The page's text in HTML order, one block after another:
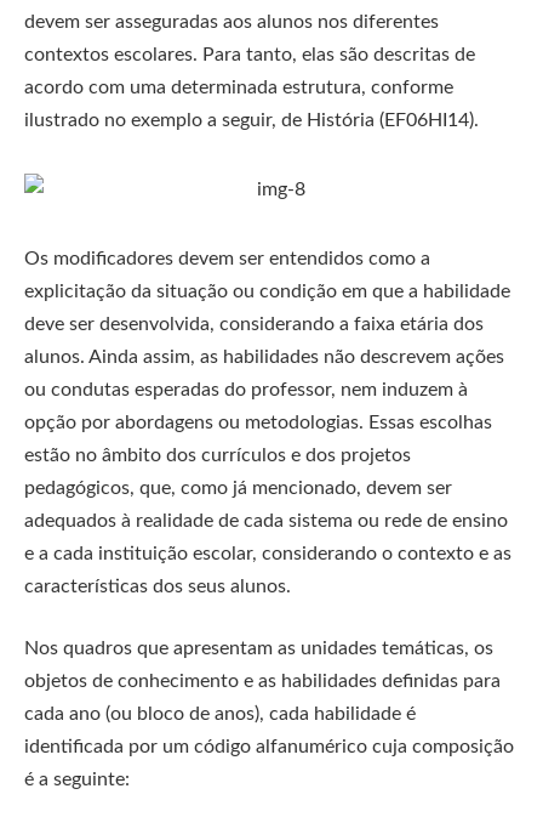
devem ser asseguradas aos alunos nos diferentes
contextos escolares. Para tanto, elas são descritas de
acordo com uma determinada estrutura, conforme
ilustrado no exemplo a seguir, de História (EF06HI14).
Os modificadores devem ser entendidos como a
explicitação da situação ou condição em que a habilidade
deve ser desenvolvida, considerando a faixa etária dos
alunos. Ainda assim, as habilidades não descrevem ações
ou condutas esperadas do professor, nem induzem à
opção por abordagens ou metodologias. Essas escolhas
estão no âmbito dos currículos e dos projetos
pedagógicos, que, como já mencionado, devem ser
adequados à realidade de cada sistema ou rede de ensino
e a cada instituição escolar, considerando o contexto e as
características dos seus alunos.
Nos quadros que apresentam as unidades temáticas, os
objetos de conhecimento e as habilidades definidas para
cada ano (ou bloco de anos), cada habilidade é
identificada por um código alfanumérico cuja composição
é a seguinte: